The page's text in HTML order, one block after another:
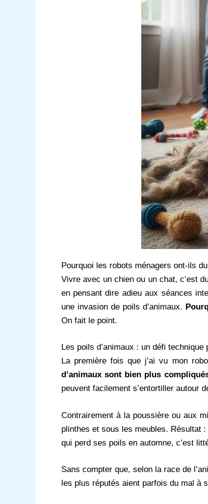
Pourquoi les robots ménagers ont-ils
Vivre avec un chien ou un chat, c’est
en pensant dire adieu aux séances
une invasion de poils d’animaux.
On fait le point.
Les poils d’animaux : un défi
La première fois que j’ai vu mon
d’animaux sont bien plus
peuvent facilement s’entortiller autour
Contrairement à la poussière ou aux
plinthes et sous les meubles. Résultat
qui perd ses poils en automne, c’est
Sans compter que, selon la race de
les plus réputés aient parfois du mal à